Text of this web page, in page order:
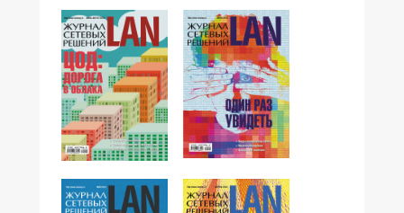
№07-08,2012 №06,2012